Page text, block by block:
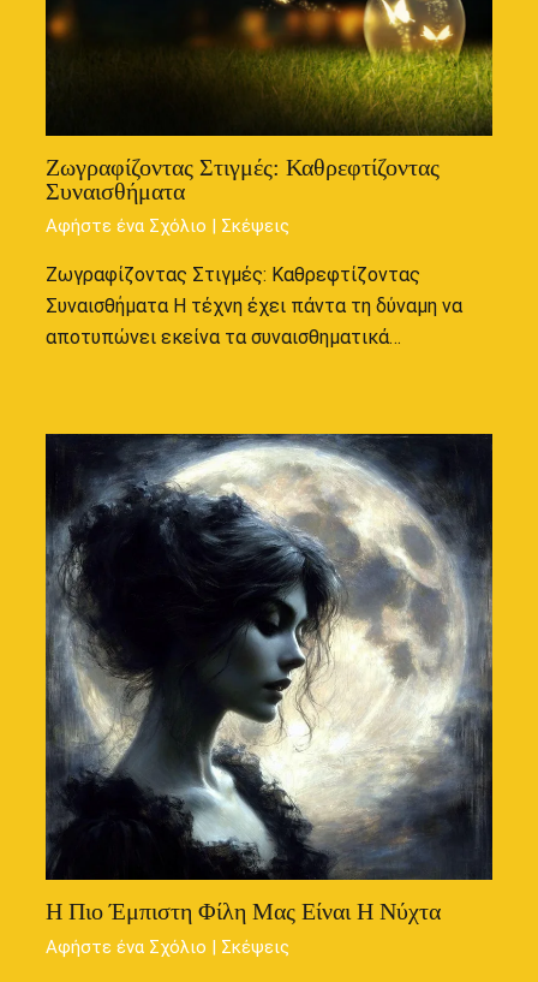
Ζωγραφίζοντας Στιγμές: Καθρεφτίζοντας
Συναισθήματα
Αφήστε ένα Σχόλιο | Σκέψεις
Ζωγραφίζοντας Στιγμές: Καθρεφτίζοντας
Συναισθήματα Η τέχνη έχει πάντα τη δύναμη να
αποτυπώνει εκείνα τα συναισθηματικά…
Η Πιο Έμπιστη Φίλη Μας Είναι Η Νύχτα
Αφήστε ένα Σχόλιο | Σκέψεις